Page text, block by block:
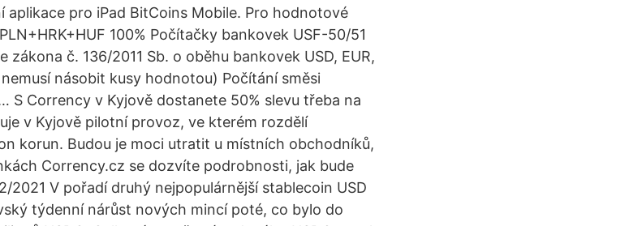
aplikace pro iPad BitCoins Mobile. Pro hodnotové
100% Počítačky bankovek USF-50/51
zákona č. 136/2011 Sb. o oběhu bankovek USD, EUR,
nemusí násobit kusy hodnotou) Počítání směsi
S Corrency v Kyjově dostanete 50% slevu třeba na
v Kyjově pilotní provoz, ve kterém rozdělí
korun. Budou je moci utratit u místních obchodníků,
Corrency.cz se dozvíte podrobnosti, jak bude
2021 V pořadí druhý nejpopulárnější stablecoin USD
týdenní nárůst nových mincí poté, co bylo do